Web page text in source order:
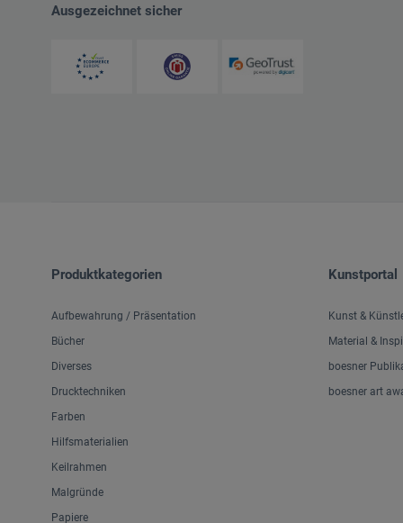
Ausgezeichnet sicher
Produktkategorien
Aufbewahrung / Präsentation
Bücher
Diverses
Drucktechniken
Farben
Hilfsmaterialien
Keilrahmen
Malgründe
Papiere
Kunstportal
Kunst &
Material &
boesner
boesner art